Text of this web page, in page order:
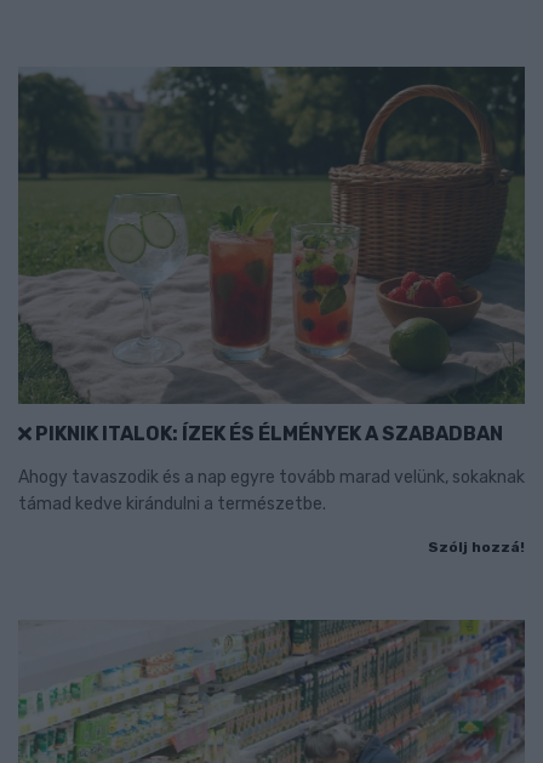
PIKNIK ITALOK: ÍZEK ÉS ÉLMÉNYEK A SZABADBAN
Ahogy tavaszodik és a nap egyre tovább marad velünk, sokaknak
támad kedve kirándulni a természetbe.
Szólj hozzá!